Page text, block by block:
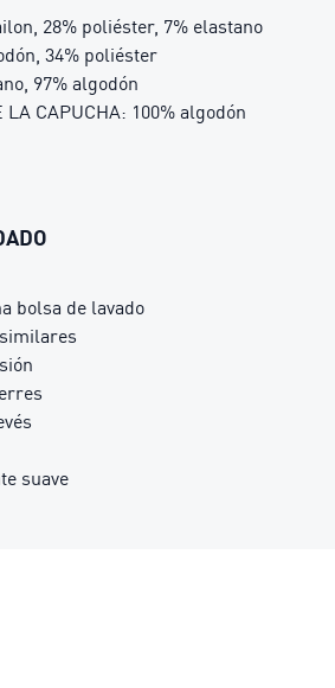
28% poliéster, 7% elastano
34% poliéster
97% algodón
LA CAPUCHA: 100% algodón
bolsa de lavado
suave